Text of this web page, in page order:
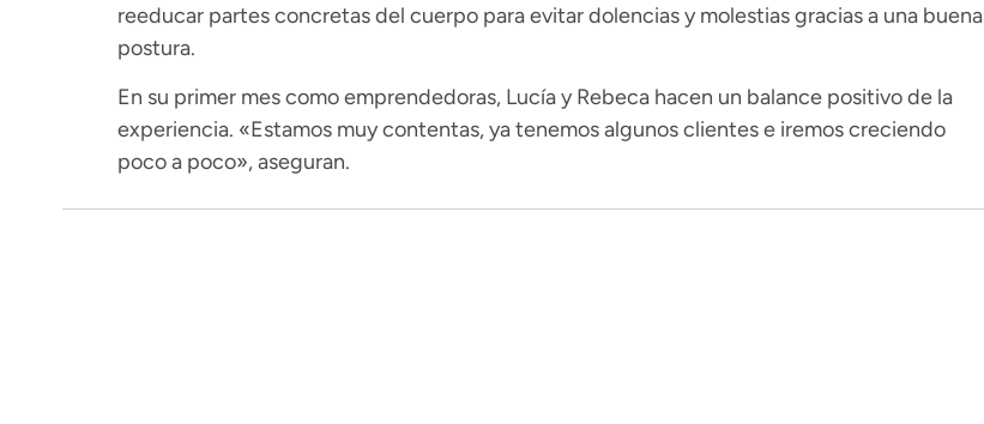
reeducar partes concretas del cuerpo para evitar dolencias y molestias gracias a una buena
postura.
En su primer mes como emprendedoras, Lucía y Rebeca hacen un balance positivo de la
experiencia. «Estamos muy contentas, ya tenemos algunos clientes e iremos creciendo
poco a poco», aseguran.